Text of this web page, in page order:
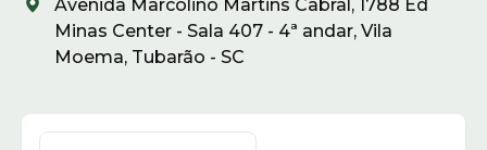
Avenida Marcolino Martins Cabral, 1788 Ed
Minas Center - Sala 407 - 4ª andar, Vila
Moema, Tubarão - SC